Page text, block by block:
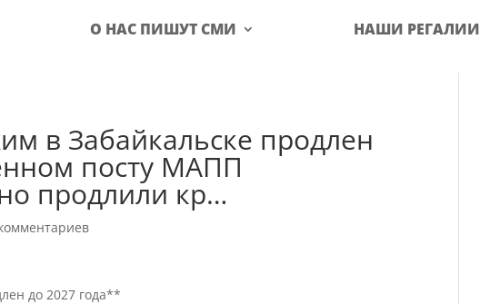
О НАС ПИШУТ СМИ НАШИ РЕГАЛИИ
в Забайкальске продлен
посту МАПП
продлили кр…
до 2027 года**